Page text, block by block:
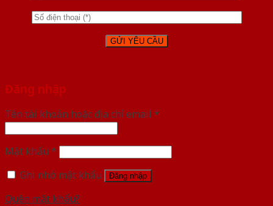
Đăng nhập
Tên tài khoản hoặc địa chỉ email *
Mật khẩu *
Ghi nhớ mật khẩu
Đăng nhập
Quên mật khẩu?